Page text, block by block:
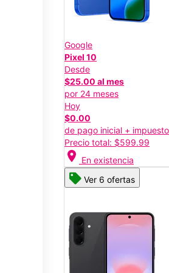
Google
Pixel 10
Desde
$25.00 al mes
por 24 meses
Hoy
$0.00
de pago inicial +
Precio total: $599.99
location_on En existencia
Ver 6 ofertas